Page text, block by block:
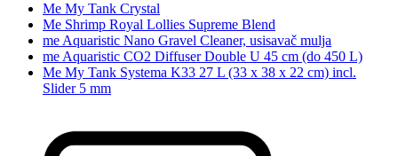
Me My Tank Crystal
Me Shrimp Royal Lollies Supreme Blend
me Aquaristic Nano Gravel Cleaner, usisavač mulja
me Aquaristic CO2 Diffuser Double U 45 cm (do 450 L)
Me My Tank Systema K33 27 L (33 x 38 x 22 cm) incl.
Slider 5 mm